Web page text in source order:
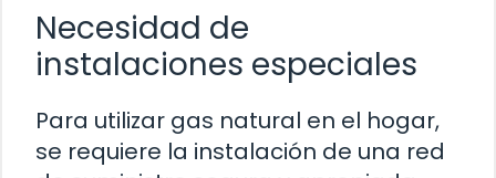
Necesidad de
instalaciones especiales
Para utilizar gas natural en el hogar,
se requiere la instalación de una red